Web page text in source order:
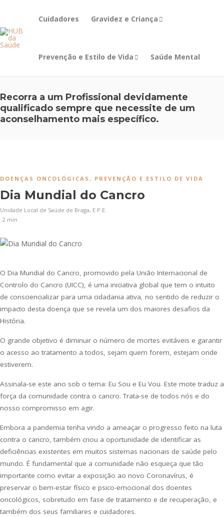
Cuidadores Gravidez e Criança
Prevenção e Estilo de Vida Saúde Mental
Recorra a um Profissional devidamente
qualificado sempre que necessite de um
aconselhamento mais específico.
DOENÇAS ONCOLÓGICAS , PREVENÇÃO E ESTILO DE VIDA
Dia Mundial do Cancro
Unidade Local de Saúde de Braga, E.P.E.
2 min
O Dia Mundial do Cancro, promovido pela União Internacional de
Controlo do Cancro (UICC), é uma iniciativa global que tem o intuito
de consciencializar para uma cidadania ativa, no sentido de reduzir o
impacto desta doença que se revela um dos maiores desafios da
História.
O grande objetivo é diminuir o número de mortes evitáveis e garantir
o acesso ao tratamento a todos, sejam quem forem, estejam onde
estiverem.
Assinala-se este ano sob o tema: Eu Sou e Eu Vou. Este mote traduz a
força da comunidade contra o cancro. Trata-se de todos nós e do
nosso compromisso em agir.
Embora a pandemia tenha vindo a ameaçar o progresso feito na luta
contra o cancro, também criou a oportunidade de identificar as
deficiências existentes em muitos sistemas nacionais de saúde pelo
mundo. É fundamental que a comunidade não esqueça que tão
importante como evitar a exposição ao novo Coronavírus, é
preservar o bem-estar físico e psico-emocional dos doentes
oncológicos, sobretudo em fase de tratamento e de recuperação, e
também dos seus familiares e cuidadores.